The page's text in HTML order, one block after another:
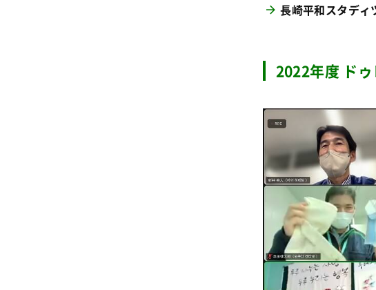
長崎平和スタディ
2022年度 ド